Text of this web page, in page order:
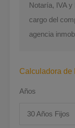
Notaría, IVA
cargo del
agencia
Calculadora de
Años
30 Años Fijos